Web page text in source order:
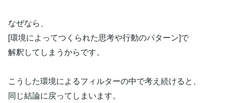
なぜなら、
[環境によってつくられた思考や行動のパターン]で
解釈してしまうからです。
こうした環境によるフィルターの中で考え続けると、
同じ結論に戻ってしまいます。